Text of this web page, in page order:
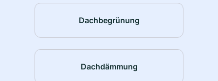
Dachbegrünung
Dachdämmung